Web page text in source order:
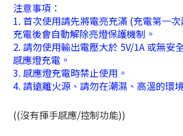
注意事項：
1. 首次使用請先將電亮充滿 (充電第一
充電後會自動解除亮燈保護機制。
2. 請勿使用輸出電壓大於 5V/1A 或無安
感應燈充電。
3. 感應燈充電時禁止使用。
4. 請遠離火源、請勿在潮濕、高溫的環
((沒有揮手感應/控制功能))